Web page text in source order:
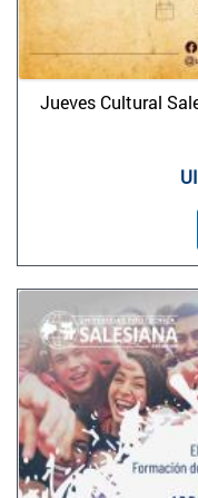
Jueves Cultural